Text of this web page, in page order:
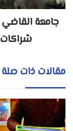
جامعة
شراكات
مقالات ذات صلة